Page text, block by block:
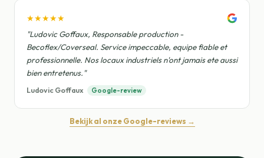
★★★★★
"Ludovic Goffaux, Responsable production -
Becoflex/Coverseal. Service impeccable, equipe fiable et
professionnelle. Nos locaux industriels n'ont jamais ete aussi
bien entretenus."
Ludovic Goffaux Google-review
Bekijk al onze Google-reviews →